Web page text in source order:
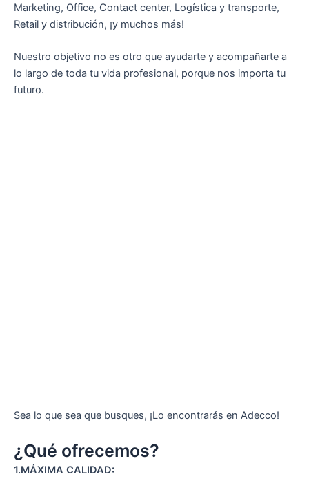
Marketing, Office, Contact center, Logística y transporte,
Retail y distribución, ¡y muchos más!
Nuestro objetivo no es otro que ayudarte y acompañarte a
lo largo de toda tu vida profesional, porque nos importa tu
futuro.
Sea lo que sea que busques, ¡Lo encontrarás en Adecco!
¿Qué ofrecemos?
1.MÁXIMA CALIDAD: